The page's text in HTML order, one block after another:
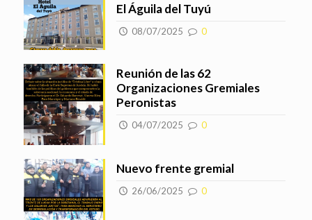
El Águila del Tuyú
08/07/2025 0
Reunión de las 62
Organizaciones Gremiales
Peronistas
04/07/2025 0
Nuevo frente gremial
26/06/2025 0